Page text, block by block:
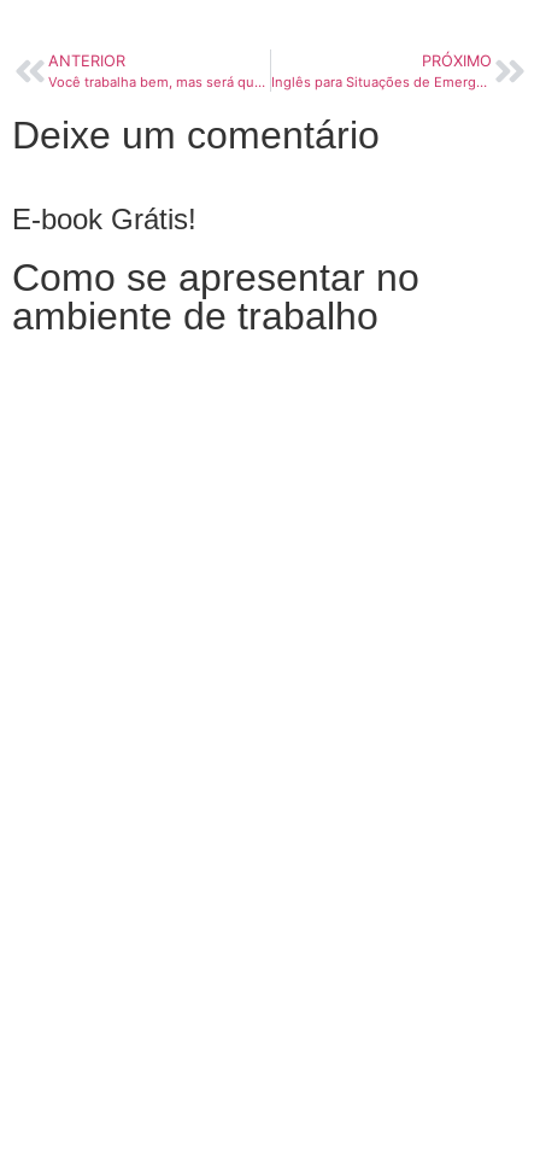
ANTERIOR
Você trabalha bem, mas será que se comunica bem?
PRÓXIMO
Inglês para Situações de Emergência no Mar: o que todo marítimo precisa saber
Deixe um comentário
E-book Grátis!
Como se apresentar no
ambiente de trabalho